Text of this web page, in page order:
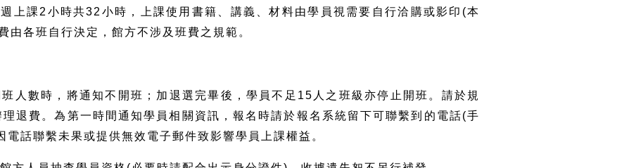
上課2小時共32小時，上課使用書籍、講義、材料由學員視需要自行洽購或影印(本
由各班自行決定，館方不涉及班費之規範。
人數時，將通知不開班；加退選完畢後，學員不足15人之班級亦停止開班。請於規
退費。為第一時間通知學員相關資訊，報名時請於報名系統留下可聯繫到的電話(手
電話聯繫未果或提供無效電子郵件致影響學員上課權益。